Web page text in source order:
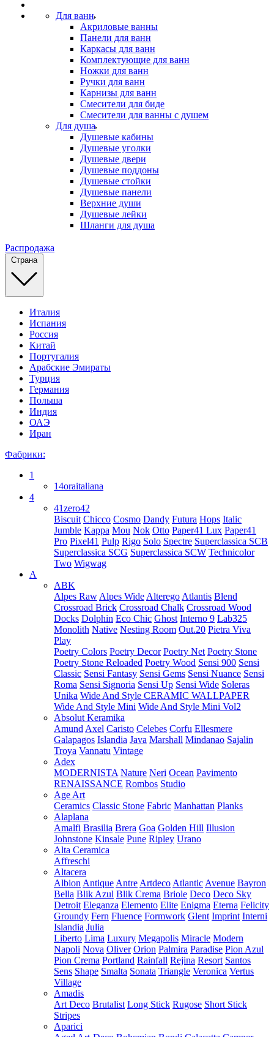
Для ванн
Акриловые ванны
Панели для ванн
Каркасы для ванн
Комплектующие для ванн
Ножки для ванн
Ручки для ванн
Карнизы для ванн
Смесители для биде
Смесители для ванны с душем
Для душа
Душевые кабины
Душевые уголки
Душевые двери
Душевые поддоны
Душевые стойки
Душевые панели
Верхние души
Душевые лейки
Шланги для душа
Распродажа
Страна
Италия
Испания
Россия
Китай
Португалия
Арабские Эмираты
Турция
Германия
Польша
Индия
ОАЭ
Иран
Фабрики:
1
14oraitaliana
4
41zero42
Biscuit Chicco Cosmo Dandy Futura Hops Italic
Jumble Kappa Mou Nok Otto Paper41 Lux Paper41
Pro Pixel41 Pulp Rigo Solo Spectre Superclassica SCB
Superclassica SCG Superclassica SCW Technicolor
Two Wigwag
A
ABK
Alpes Raw Alpes Wide Alterego Atlantis Blend
Crossroad Brick Crossroad Chalk Crossroad Wood
Docks Dolphin Eco Chic Ghost Interno 9 Lab325
Monolith Native Nesting Room Out.20 Pietra Viva
Play
Poetry Colors Poetry Decor Poetry Net Poetry Stone
Poetry Stone Reloaded Poetry Wood Sensi 900 Sensi
Classic Sensi Fantasy Sensi Gems Sensi Nuance Sensi
Roma Sensi Signoria Sensi Up Sensi Wide Soleras
Unika Wide And Style CERAMIC WALLPAPER
Wide And Style Mini Wide And Style Mini Vol2
Absolut Keramika
Amund Axel Caristo Celebes Corfu Ellesmere
Galapagos Islandia Java Marshall Mindanao Sajalin
Troya Vannatu Vintage
Adex
MODERNISTA Nature Neri Ocean Pavimento
RENAISSANCE Rombos Studio
Age Art
Ceramics Classic Stone Fabric Manhattan Planks
Alaplana
Amalfi Brasilia Brera Goa Golden Hill Illusion
Johnstone Kinsale Pune Ripley Urano
Alta Ceramica
Affreschi
Altacera
Albion Antique Antre Artdeco Atlantic Avenue Bayron
Bella Blik Azul Blik Crema Briole Deco Deco Sky
Detroit Eleganza Elemento Elite Enigma Eterna Felicity
Groundy Fern Fluence Formwork Glent Imprint Interni
Islandia Julia
Liberto Lima Luxury Megapolis Miracle Modern
Napoli Nova Oliver Orion Palmira Paradise Pion Azul
Pion Crema Portland Rainfall Rejina Resort Santos
Sens Shape Smalta Sonata Triangle Veronica Vertus
Village
Amadis
Art Deco Brutalist Long Stick Rugose Short Stick
Stripes
Aparici